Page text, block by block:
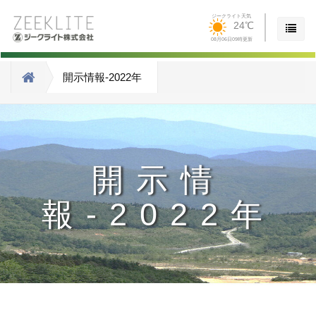
ジークライト天気
24℃
08月06日09時更新
開示情報-2022年
開示情
報-2022年